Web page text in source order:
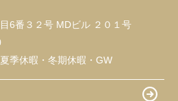
6番３２号 MDビル ２０１号
季休暇・冬期休暇・GW